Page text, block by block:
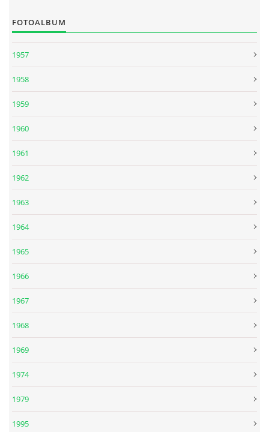
AUTOMOBILY
DISKOGRAFIE - SINGLY ŘADOVÉ
DISKOGRAFIE - SINGLY DALŠÍ
DISKOGRAFIE - EP II
DISKOGRAFIE - ALBA ŘADOVÁ
DISKOGRAFIE - ALBA RARITY
DISKOGRAFIE - BOOTLEGY I
FOTOALBUM
1957
1958
1959
1960
1961
1962
1963
1964
1965
1966
1967
1968
1969
1974
1979
1995